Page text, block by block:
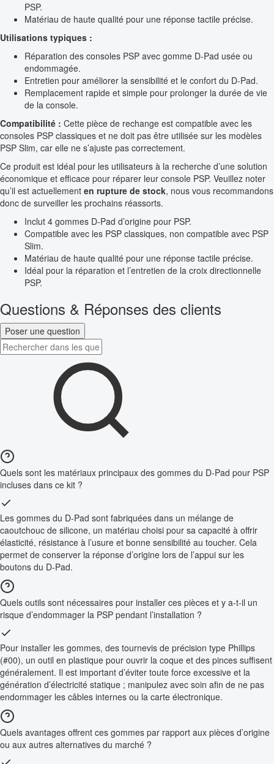
PSP.
Matériau de haute qualité pour une réponse tactile précise.
Utilisations typiques :
Réparation des consoles PSP avec gomme D-Pad usée ou
endommagée.
Entretien pour améliorer la sensibilité et le confort du D-Pad.
Remplacement rapide et simple pour prolonger la durée de vie
de la console.
Compatibilité : Cette pièce de rechange est compatible avec les
consoles PSP classiques et ne doit pas être utilisée sur les modèles
PSP Slim, car elle ne s’ajuste pas correctement.
Ce produit est idéal pour les utilisateurs à la recherche d’une solution
économique et efficace pour réparer leur console PSP. Veuillez noter
qu’il est actuellement en rupture de stock, nous vous recommandons
donc de surveiller les prochains réassorts.
Inclut 4 gommes D-Pad d’origine pour PSP.
Compatible avec les PSP classiques, non compatible avec PSP
Slim.
Matériau de haute qualité pour une réponse tactile précise.
Idéal pour la réparation et l’entretien de la croix directionnelle
PSP.
Questions & Réponses des clients
Poser une question
Quels sont les matériaux principaux des gommes du D-Pad pour PSP
incluses dans ce kit ?
Les gommes du D-Pad sont fabriquées dans un mélange de
caoutchouc de silicone, un matériau choisi pour sa capacité à offrir
élasticité, résistance à l’usure et bonne sensibilité au toucher. Cela
permet de conserver la réponse d’origine lors de l’appui sur les
boutons du D-Pad.
Quels outils sont nécessaires pour installer ces pièces et y a-t-il un
risque d’endommager la PSP pendant l’installation ?
Pour installer les gommes, des tournevis de précision type Phillips
(#00), un outil en plastique pour ouvrir la coque et des pinces suffisent
généralement. Il est important d’éviter toute force excessive et la
génération d’électricité statique ; manipulez avec soin afin de ne pas
endommager les câbles internes ou la carte électronique.
Quels avantages offrent ces gommes par rapport aux pièces d’origine
ou aux autres alternatives du marché ?